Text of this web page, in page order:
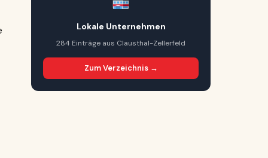
Lokale Unternehmen
284 Einträge aus Clausthal-Zellerfeld
Zum Verzeichnis →